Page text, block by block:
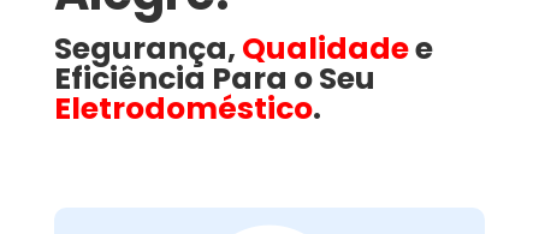
Segurança, Qualidadee
Eficiência Para o Seu
Eletrodoméstico.